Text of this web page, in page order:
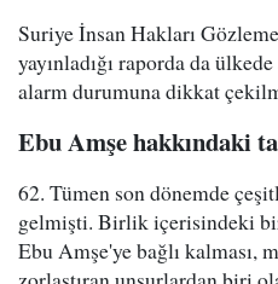
Suriye İnsan Hakları
yayınladığı raporda da
alarm durumuna dikkat
Ebu Amşe hakkındaki
62. Tümen son dönemde
gelmişti. Birlik içerisindeki
Ebu Amşe'ye bağlı kalması,